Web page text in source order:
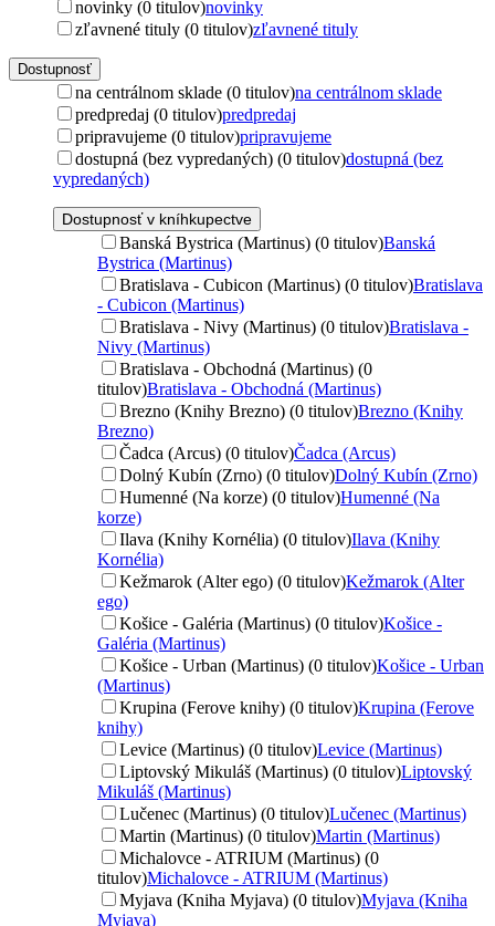
novinky (0 titulov)novinky
zľavnené tituly (0 titulov)zľavnené tituly
Dostupnosť
na centrálnom sklade (0 titulov)na centrálnom sklade
predpredaj (0 titulov)predpredaj
pripravujeme (0 titulov)pripravujeme
dostupná (bez vypredaných) (0 titulov)dostupná (bez
vypredaných)
Dostupnosť v kníhkupectve
Banská Bystrica (Martinus) (0 titulov)Banská
Bystrica (Martinus)
Bratislava - Cubicon (Martinus) (0 titulov)Bratislava
- Cubicon (Martinus)
Bratislava - Nivy (Martinus) (0 titulov)Bratislava -
Nivy (Martinus)
Bratislava - Obchodná (Martinus) (0
titulov)Bratislava - Obchodná (Martinus)
Brezno (Knihy Brezno) (0 titulov)Brezno (Knihy
Brezno)
Čadca (Arcus) (0 titulov)Čadca (Arcus)
Dolný Kubín (Zrno) (0 titulov)Dolný Kubín (Zrno)
Humenné (Na korze) (0 titulov)Humenné (Na
korze)
Ilava (Knihy Kornélia) (0 titulov)Ilava (Knihy
Kornélia)
Kežmarok (Alter ego) (0 titulov)Kežmarok (Alter
ego)
Košice - Galéria (Martinus) (0 titulov)Košice -
Galéria (Martinus)
Košice - Urban (Martinus) (0 titulov)Košice - Urban
(Martinus)
Krupina (Ferove knihy) (0 titulov)Krupina (Ferove
knihy)
Levice (Martinus) (0 titulov)Levice (Martinus)
Liptovský Mikuláš (Martinus) (0 titulov)Liptovský
Mikuláš (Martinus)
Lučenec (Martinus) (0 titulov)Lučenec (Martinus)
Martin (Martinus) (0 titulov)Martin (Martinus)
Michalovce - ATRIUM (Martinus) (0
titulov)Michalovce - ATRIUM (Martinus)
Myjava (Kniha Myjava) (0 titulov)Myjava (Kniha
Myjava)